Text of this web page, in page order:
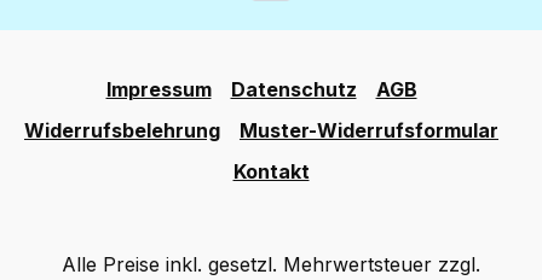
Impressum Datenschutz
AGB
Widerrufsbelehrung
Muster-Widerrufsformular
Kontakt
Alle Preise inkl. gesetzl. Mehrwertsteuer zzgl.